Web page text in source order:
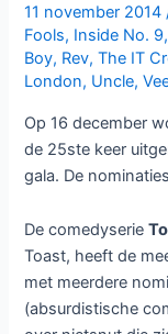
11 november 2014
Fools, Inside No. 9,
Boy, Rev,The IT
London, Uncle,
Op 16 december
de 25ste keer
gala. De
De comedyserie
Toast, heeft de
met meerdere
(absurdistische